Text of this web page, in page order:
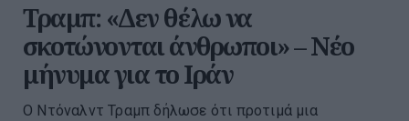
Τραμπ: «Δεν θέλω να
σκοτώνονται άνθρωποι» – Νέο
μήνυμα για το Ιράν
Ο Ντόναλντ Τραμπ δήλωσε ότι προτιμά μια